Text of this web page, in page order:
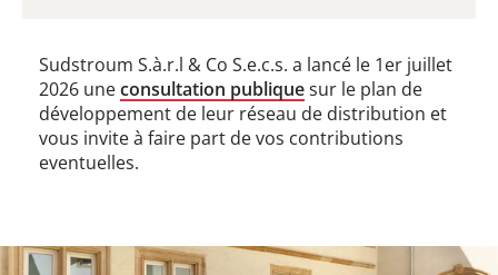
Sudstroum S.à.r.l & Co S.e.c.s. a lancé le 1er juillet
2026 uneconsultation publiquesur le plan de
développement de leur réseau de distribution et
vous invite à faire part de vos contributions
eventuelles.